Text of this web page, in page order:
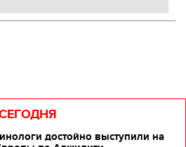
достойно выступили на